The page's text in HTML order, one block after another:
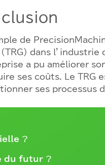
de
dans
a pu améliorer
ses coûts. Le TRG
ses processus
?
du futur?